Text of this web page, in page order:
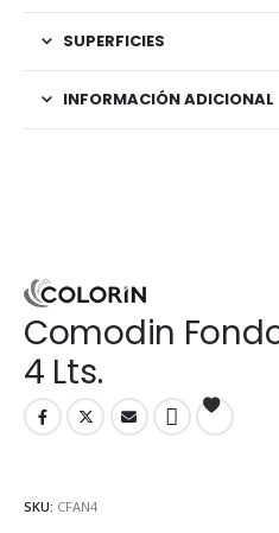
SUPERFICIES
INFORMACIÓN ADICIONAL
Comodin
4 Lts.
SKU: CFAN4